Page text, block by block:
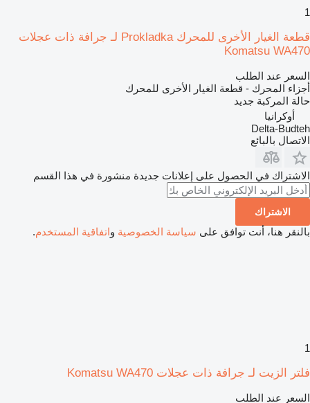
1
قطعة الغيار الأخرى للمحرك Prokladka لـ جرافة ذات عجلات
Komatsu WA470
السعر عند الطلب
أجزاء المحرك - قطعة الغيار الأخرى للمحرك
حالة المركبة جديد
أوكرانيا
Delta-Budteh
الاتصال بالبائع
الاشتراك في الحصول على إعلانات جديدة منشورة في هذا القسم
الاشتراك
بالنقر هنا، أنت توافق على سياسة الخصوصية واتفاقية المستخدم.
1
فلتر الزيت لـ جرافة ذات عجلات Komatsu WA470
السعر عند الطلب